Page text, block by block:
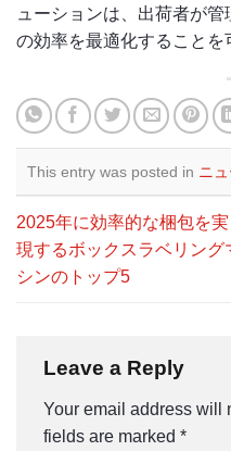
ューションは、出荷者が
の効率を最適化することを
This entry was posted in ニ
2025年に効率的な梱包を実
現するボックスラベリング
シンのトップ5
Leave a Reply
Your email address will
fields are marked *